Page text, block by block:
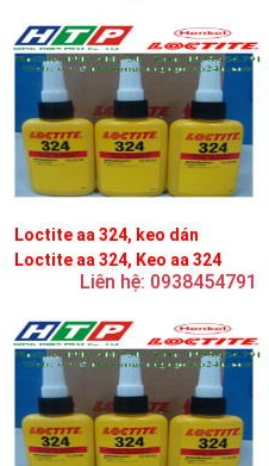
Loctite aa 324, keo dán
Loctite aa 324, Keo aa 324
Liên hệ: 0938454791